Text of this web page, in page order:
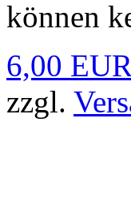
können
6,00
zzgl.